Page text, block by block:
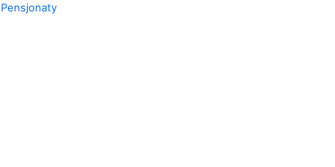
Pensjonaty